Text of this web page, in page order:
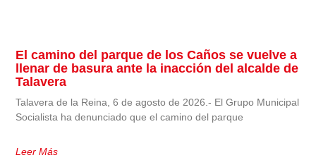
El camino del parque de los Caños se vuelve a
llenar de basura ante la inacción del alcalde de
Talavera
Talavera de la Reina, 6 de agosto de 2026.- El Grupo Municipal
Socialista ha denunciado que el camino del parque
Leer Más